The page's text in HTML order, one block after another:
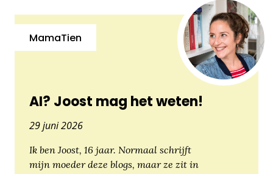
AI? Joost mag het weten!
MamaTien
29 juni 2026
Ik ben Joost, 16 jaar. Normaal schrijft
mijn moeder deze blogs, maar ze zit in